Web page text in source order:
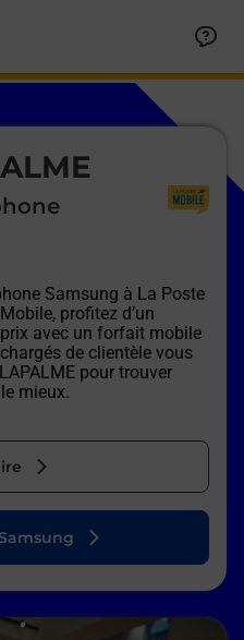
Samsung à La Poste
profitez d’un
avec un forfait mobile
de clientèle vous
pour trouver
mieux.
onglet